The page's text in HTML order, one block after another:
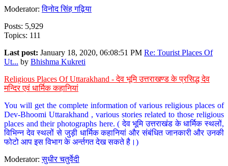
Moderator:विनोद सिंह गढ़िया
Posts: 5,929
Topics: 111
Last post: January 18, 2020, 06:08:51 PM Re: Tourist Places Of
Ut... by Bhishma Kukreti
Religious Places Of Uttarakhand - देव भूमि उत्तराखण्ड के प्रसिद्ध देव
मन्दिर एवं धार्मिक कहानियां
You will get the complete information of various religious places of
Dev-Bhoomi Uttarakhand , various stories related to those religious
places and their photographs here. ( देव भूमि उत्तराखंड के धार्मिक स्थलों,
विभिन्न देव स्थलों से जुड़ी धार्मिक कहानियां और संबंधित जानकारी और उनकी
फोटो आप इस विभाग के अर्न्तगत देख सकते है।)
Moderator:सुधीर चतुर्वेदी